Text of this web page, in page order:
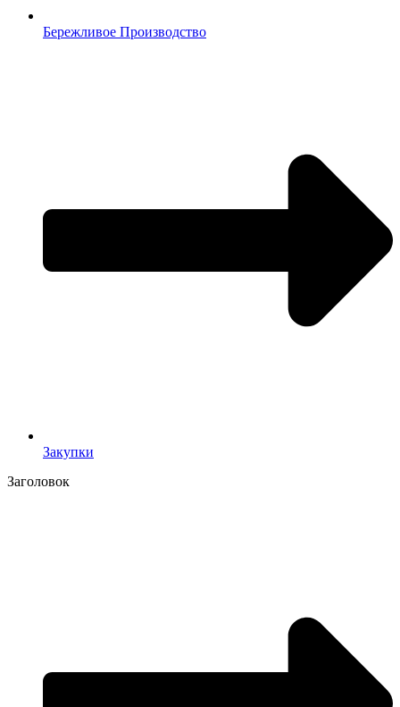
Бережливое Производство
Закупки
Заголовок